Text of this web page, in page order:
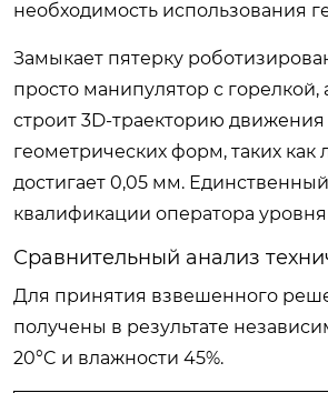
необходимость использования
Замыкает пятерку
просто манипулятор с горелкой,
строит 3D-траекторию
геометрических форм, таких
достигает 0,05 мм.
квалификации оператора
Сравнительный анализ
Для принятия взвешенного
получены в результате
20°C и влажности 45%.